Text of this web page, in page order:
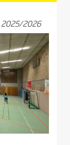
2025/2026